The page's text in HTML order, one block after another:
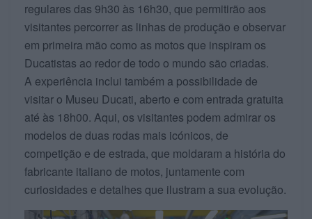
regulares das 9h30 às 16h30, que permitirão aos
visitantes percorrer as linhas de produção e observar
em primeira mão como as motos que inspiram os
Ducatistas ao redor de todo o mundo são criadas.
A experiência inclui também a possibilidade de
visitar o Museu Ducati, aberto e com entrada gratuita
até às 18h00. Aqui, os visitantes podem admirar os
modelos de duas rodas mais icónicos, de
competição e de estrada, que moldaram a história do
fabricante italiano de motos, juntamente com
curiosidades e detalhes que ilustram a sua evolução.